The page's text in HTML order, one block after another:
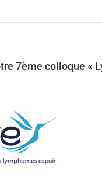
7ème colloque «